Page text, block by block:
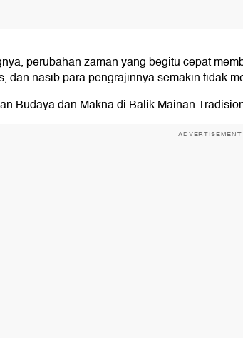
perubahan zaman yang begitu cepat
dan nasib para pengrajinnya semakin tidak
Budaya dan Makna di Balik Mainan
ADVERTISEMENT